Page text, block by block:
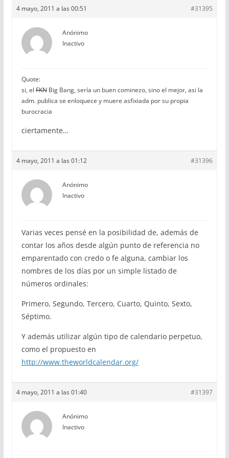
4 mayo, 2011 a las 00:51 #31395
Anónimo
Inactivo
Quote:
si, elFKNBig Bang, sería un buen cominezo, sino el mejor, asi la
adm. publica se enloquece y muere asfixiada por su propia
burocracia
ciertamente…
4 mayo, 2011 a las 01:12 #31396
Anónimo
Inactivo
Varias veces pensé en la posibilidad de, además de
contar los años desde algún punto de referencia no
emparentado con credo o fe alguna, cambiar los
nombres de los días por un simple listado de
números ordinales:
Primero, Segundo, Tercero, Cuarto, Quinto, Sexto,
Séptimo.
Y además utilizar algún tipo de calendario perpetuo,
como el propuesto en
http://www.theworldcalendar.org/
4 mayo, 2011 a las 01:40 #31397
Anónimo
Inactivo